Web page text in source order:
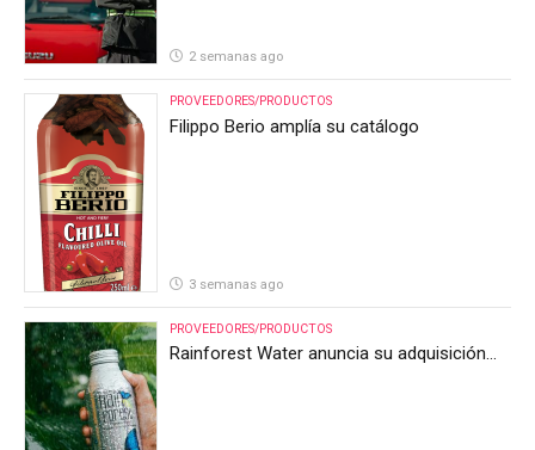
2 semanas ago
PROVEEDORES/PRODUCTOS
Filippo Berio amplía su catálogo
3 semanas ago
PROVEEDORES/PRODUCTOS
Rainforest Water anuncia su adquisición